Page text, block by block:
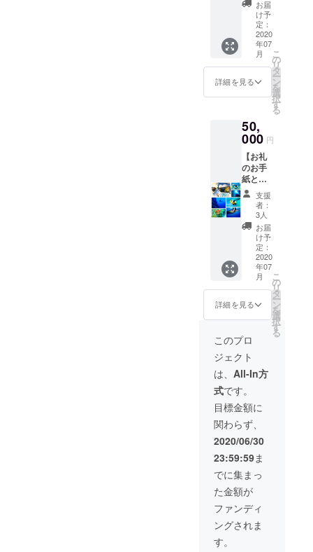
す。
ていま
すが、
開催時
の海況
に応じ
て決定
させて
頂きま
いただ
く際に
『上乗
せ支
援』を
するこ
とがで
きま
す。ご
都合許
す場合
は、上
乗せで
ご支援
頂けま
変嬉し
いで
は、無
期限と
させて
頂きま
す。 ※
器材レ
ンタル
※ご支援
いただ
く際に
『上乗
せ支
援』を
するこ
とがで
きま
す。ご
都合許
す場合
は、上
乗せで
ご支援
頂けま
すと大
変嬉し
イセン
ス講習
受講
券】 プ
ロジェ
クト終
了後、
お礼の
お手紙
プン
ウォー
ターラ
イセン
ス講習
受講券
（2日
間）を
お送り
致しま
す。 ※
受講券
の有効
期限
は、無
期限と
させて
テキス
ト代、
申請
料、器
材レン
タル
代、全
て含ま
れてい
ます。
※ご支援
をして
いただ
く際に
『上乗
せ支
援』を
するこ
お届
け予
定：
2020
年07
月
詳細を見る
こ
の
リ
タ
ー
ン
を
選
択
す
る
50,
000 円
【お礼
のお手
紙とア
ドバン
スオー
プン
ウォー
ターラ
イセン
ス講習
受講
券】 プ
ロジェ
クト終
了後、
お礼の
お手紙
とアド
バンス
オープ
ン
ウォー
ターラ
イセン
ス講習
受講券
（2日
間）を
お送り
致しま
す。 ※
受講券
の有効
期限
支援
者：
3人
お届
け予
定：
2020
年07
月
詳細を見る
こ
の
リ
タ
ー
ン
を
選
択
す
る
このプロ
ジェクト
は、 All-In方
式です。
目標金額に
関わらず、
2020/06/30
23:59:59ま
でに集まっ
た金額が
ファンディ
ングされま
す。